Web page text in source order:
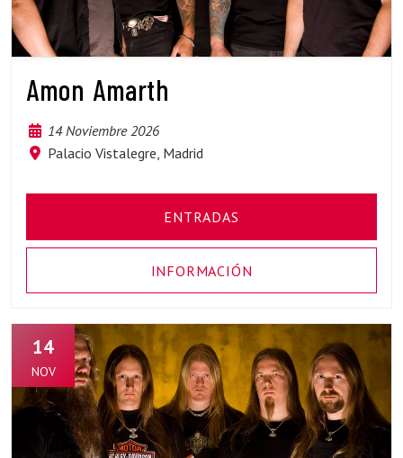
Amon Amarth
14 Noviembre 2026
Palacio Vistalegre, Madrid
ENTRADAS
INFORMACIÓN
14
NOV